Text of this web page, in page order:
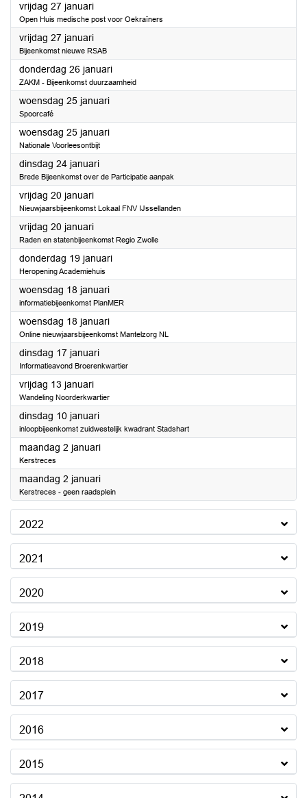
vrijdag 27 januari2023
Open Huis medische post voor Oekraïners
vrijdag 27 januari2023
Bijeenkomst nieuwe RSAB
donderdag 26 januari2023
ZAKM - Bijeenkomst duurzaamheid
woensdag 25 januari2023
Spoorcafé
woensdag 25 januari2023
Nationale Voorleesontbijt
dinsdag 24 januari2023
Brede Bijeenkomst over de Participatie aanpak
vrijdag 20 januari2023
Nieuwjaarsbijeenkomst Lokaal FNV IJssellanden
vrijdag 20 januari2023
Raden en statenbijeenkomst Regio Zwolle
donderdag 19 januari2023
Heropening Academiehuis
woensdag 18 januari2023
informatiebijeenkomst PlanMER
woensdag 18 januari2023
Online nieuwjaarsbijeenkomst Mantelzorg NL
dinsdag 17 januari2023
Informatieavond Broerenkwartier
vrijdag 13 januari2023
Wandeling Noorderkwartier
dinsdag 10 januari2023
inloopbijeenkomst zuidwestelijk kwadrant Stadshart
maandag 2 januari2023
Kerstreces
maandag 2 januari2023
Kerstreces - geen raadsplein
2022
2021
2020
2019
2018
2017
2016
2015